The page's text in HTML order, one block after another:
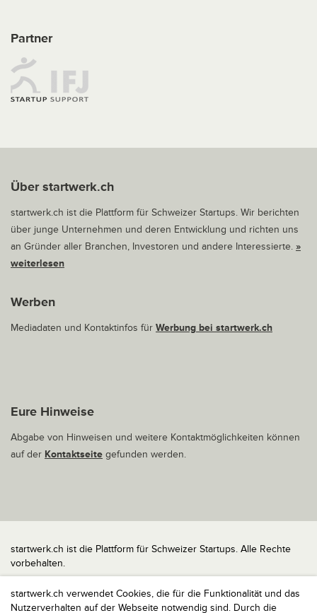
startwerk.ch verwendet Cookies, die für die Funktionalität und das
Nutzerverhalten auf der Webseite notwendig sind. Durch die
Partner
Über startwerk.ch
startwerk.ch ist die Plattform für Schweizer Startups. Wir berichten
über junge Unternehmen und deren Entwicklung und richten uns
an Gründer aller Branchen, Investoren und andere Interessierte. »
weiterlesen
Werben
Mediadaten und Kontaktinfos für Werbung bei startwerk.ch
Eure Hinweise
Abgabe von Hinweisen und weitere Kontaktmöglichkeiten können
auf der Kontaktseite gefunden werden.
startwerk.ch ist die Plattform für Schweizer Startups. Alle Rechte
vorbehalten.
Impressum
Kontakt